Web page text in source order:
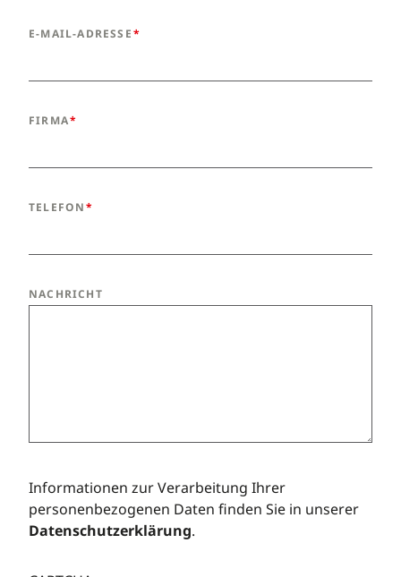
E-MAIL-ADRESSE
FIRMA
TELEFON
NACHRICHT
Informationen zur Verarbeitung Ihrer
personenbezogenen Daten finden Sie in unserer
Datenschutzerklärung.